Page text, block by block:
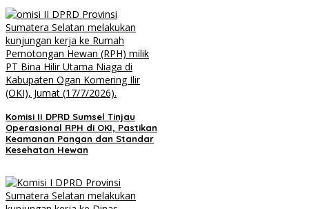
Komisi II DPRD Sumsel Tinjau
Operasional RPH di OKI, Pastikan
Keamanan Pangan dan Standar
Kesehatan Hewan